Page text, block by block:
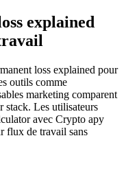
explained
loss explained pour
outils comme
marketing comparent
stack. Les utilisateurs
avec Crypto apy
flux de travail sans